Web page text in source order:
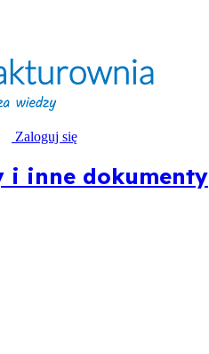
Zaloguj się
i inne dokumenty